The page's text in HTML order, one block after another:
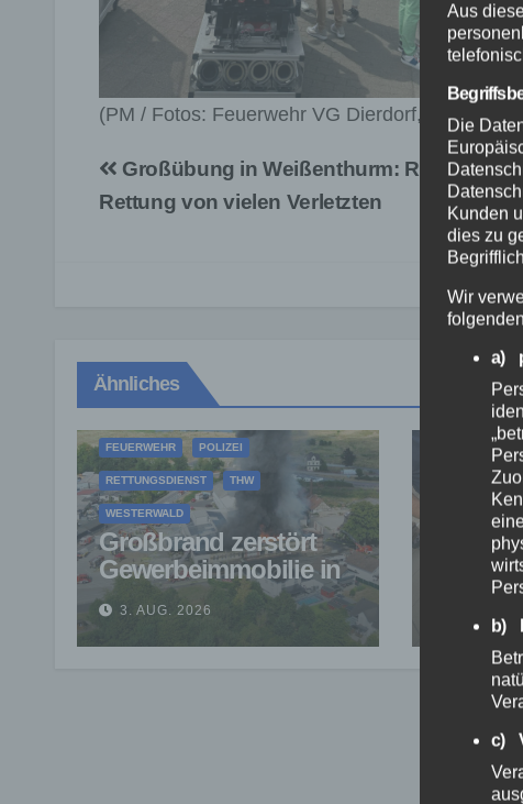
(PM / Fotos: Feuerwehr VG Dierdorf,red)
Beitragsnavigation
Großübung in Weißenthurm:
Rettung von vielen Verletzten
Ähnliches
FEUERWEHR POLIZEI
RETTUNGSDIENST THW
WESTERWALD
Großbrand zerstört
Gewerbeimmobilie in
Siershahn –
Millionenschaden
entstanden
3. AUG. 2026
FEUERWEHR
Zwei
Asbach
Aus
Die
Kunden
dies zu
Wir
a)
b)
c)